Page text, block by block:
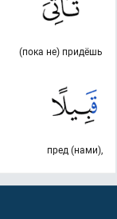
(пока не) придёшь
пред (нами),